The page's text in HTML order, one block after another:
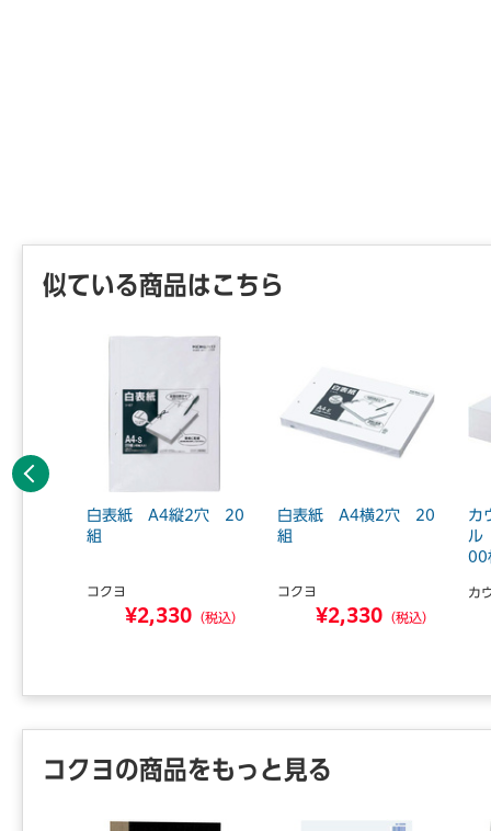
似ている商品はこちら
白表紙 A4縦2穴 20
組
コクヨ
¥2,330 （税込）
白表紙 A4横2穴 20
組
コクヨ
¥2,330 （税込）
カ
ル
00
カ
前へ
コクヨの商品をもっと見る